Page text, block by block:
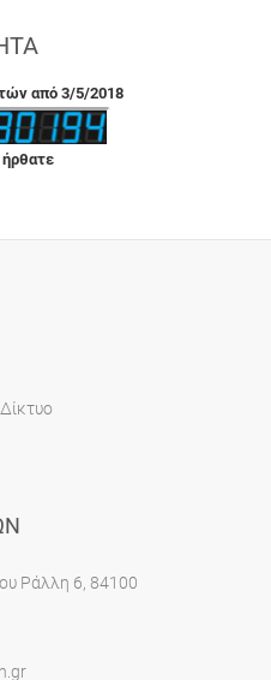
από 3/5/2018
Ράλλη 6, 84100